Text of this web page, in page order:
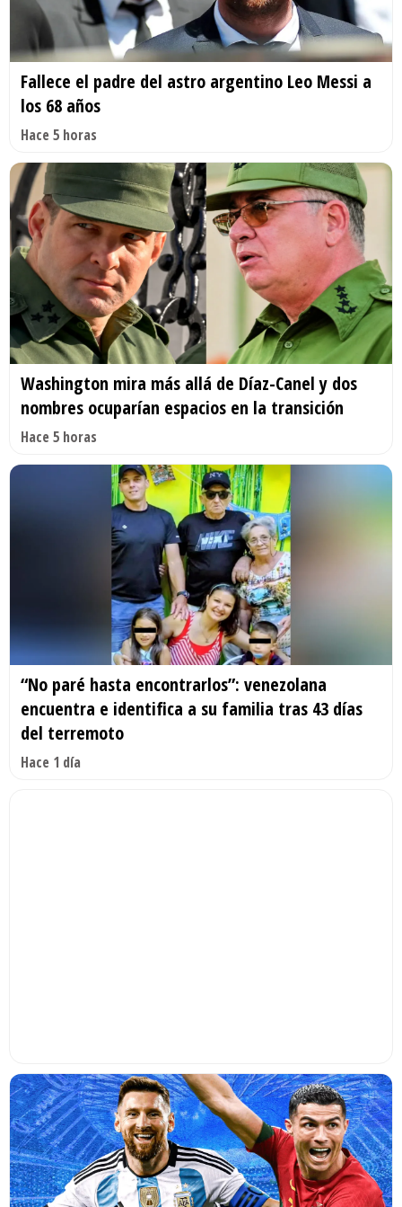
Fallece el padre del astro argentino Leo Messi a
los 68 años
Hace 5 horas
Washington mira más allá de Díaz-Canel y dos
nombres ocuparían espacios en la transición
Hace 5 horas
“No paré hasta encontrarlos”: venezolana
encuentra e identifica a su familia tras 43 días
del terremoto
Hace 1 día